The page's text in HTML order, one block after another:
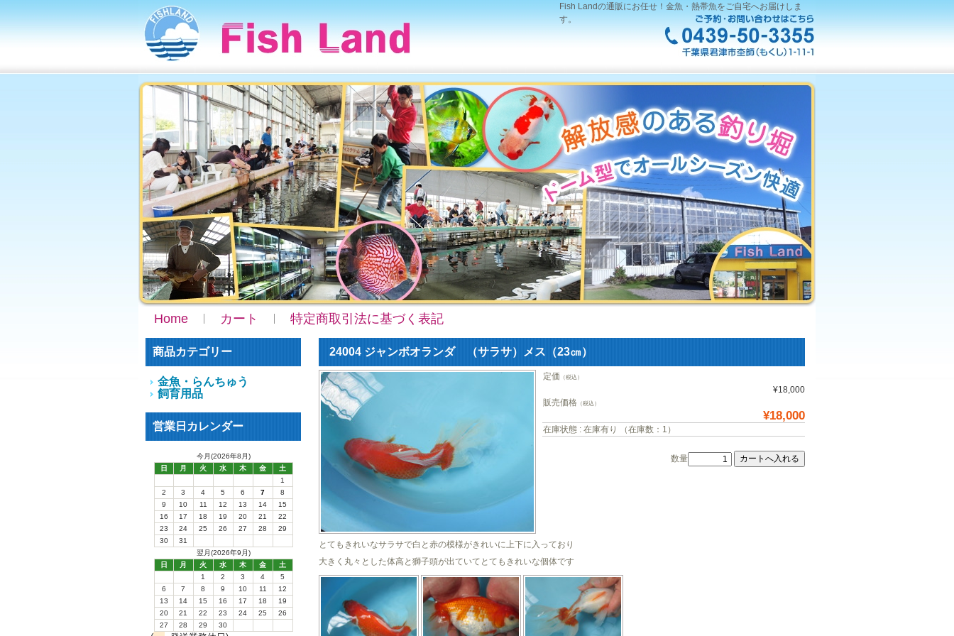
Fish Landの通販にお任せ！金魚・熱帯魚をご自宅へお届けしま
す。
Home カート 特定商取引法に基づく表記
商品カテゴリー
金魚・らんちゅう
飼育用品
営業日カレンダー
今月(2026年8月)
日
月 火 水 木 金
土
1
2
3 4 5 6 7
8
9
10 11 12 13 14
15
16
17 18 19 20 21
22
23
24 25 26 27 28
29
30
31
翌月(2026年9月)
日
月 火 水 木 金
土
1
2 3 4
5
6
7 8 9 10 11
12
13
14 15 16 17 18
19
20
21 22 23 24 25
26
27
28 29 30
24004 ジャンボオランダ （サラサ）メス（23㎝）
定価 （税込）
¥18,000
販売価格 （税込）
¥18,000
在庫状態 : 在庫有り （在庫数：1）
数量
とてもきれいなサラサで白と赤の模様がきれいに上下に入っており
大きく丸々とした体高と獅子頭が出ていてとてもきれいな個体です